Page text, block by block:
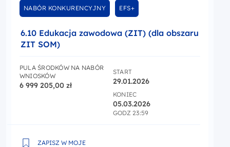
NABÓR KONKURENCYJNY EFS+
6.10 Edukacja zawodowa (ZIT) (dla obszaru
ZIT SOM)
PULA ŚRODKÓW NA NABÓR
WNIOSKÓW
6 999 205,00 zł
START
29.01.2026
KONIEC
05.03.2026
GODZ 23:59
ZAPISZ W MOJE
6.10 Edukacja zawodowa (ZIT) (dla obszaru ZIT SOM)